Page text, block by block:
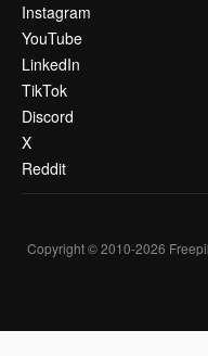
Instagram
YouTube
LinkedIn
TikTok
Discord
X
Reddit
Copyright © 2010-2026